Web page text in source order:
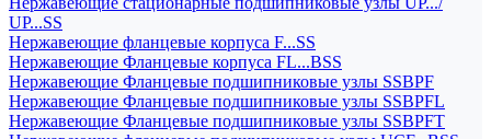
UP...SS
Нержавеющие фланцевые корпуса F...SS
Нержавеющие Фланцевые корпуса FL...BSS
Нержавеющие Фланцевые подшипниковые узлы SSBPF
Нержавеющие Фланцевые подшипниковые узлы SSBPFL
Нержавеющие Фланцевые подшипниковые узлы SSBPFT